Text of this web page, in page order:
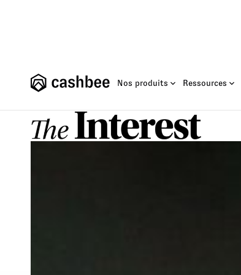
Nos produits Ressources